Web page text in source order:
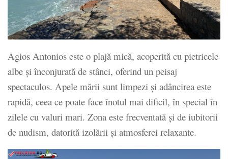
Agios Antonios este o plajă mică, acoperită cu pietricele
albe și înconjurată de stânci, oferind un peisaj
spectaculos. Apele mării sunt limpezi și adâncirea este
rapidă, ceea ce poate face înotul mai dificil, în special în
zilele cu valuri mari. Zona este frecventată și de iubitorii
de nudism, datorită izolării și atmosferei relaxante.